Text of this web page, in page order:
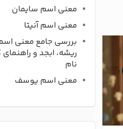
05
آذر
معنی اسم سایمان
معنی اسم آنیتا
بررسی جامع معنی
ریشه، ابجد و
نام
معنی اسم یوسف